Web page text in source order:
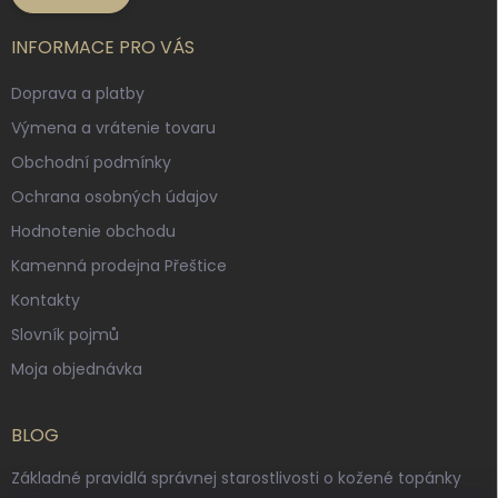
INFORMACE PRO VÁS
Doprava a platby
Výmena a vrátenie tovaru
Obchodní podmínky
Ochrana osobných údajov
Hodnotenie obchodu
Kamenná prodejna Přeštice
Kontakty
Slovník pojmů
Moja objednávka
BLOG
Základné pravidlá správnej starostlivosti o kožené topánky